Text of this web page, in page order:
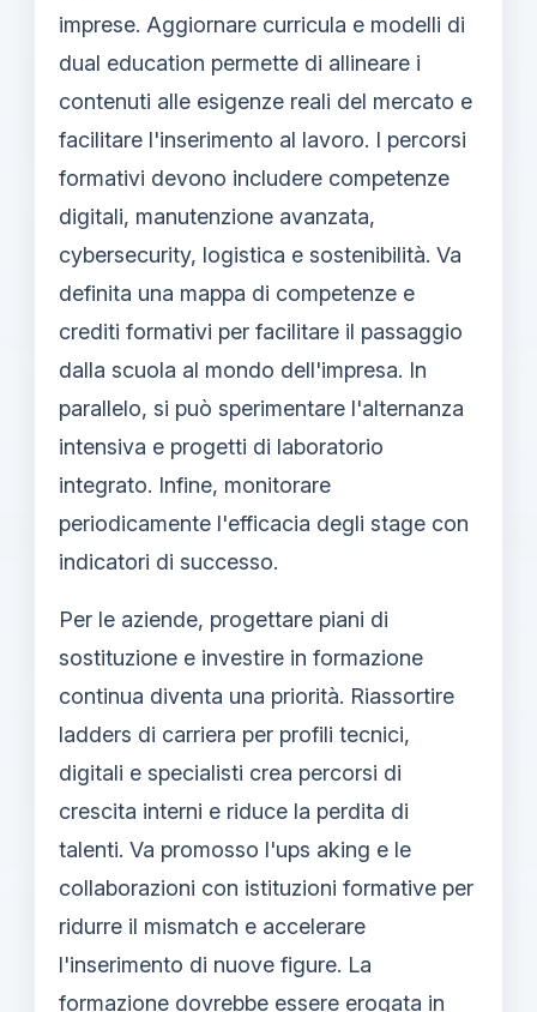
imprese. Aggiornare curricula e modelli di
dual education permette di allineare i
contenuti alle esigenze reali del mercato e
facilitare l'inserimento al lavoro. I percorsi
formativi devono includere competenze
digitali, manutenzione avanzata,
cybersecurity, logistica e sostenibilità. Va
definita una mappa di competenze e
crediti formativi per facilitare il passaggio
dalla scuola al mondo dell'impresa. In
parallelo, si può sperimentare l'alternanza
intensiva e progetti di laboratorio
integrato. Infine, monitorare
periodicamente l'efficacia degli stage con
indicatori di successo.
Per le aziende, progettare piani di
sostituzione e investire in formazione
continua diventa una priorità. Riassortire
ladders di carriera per profili tecnici,
digitali e specialisti crea percorsi di
crescita interni e riduce la perdita di
talenti. Va promosso l'ups aking e le
collaborazioni con istituzioni formative per
ridurre il mismatch e accelerare
l'inserimento di nuove figure. La
formazione dovrebbe essere erogata in